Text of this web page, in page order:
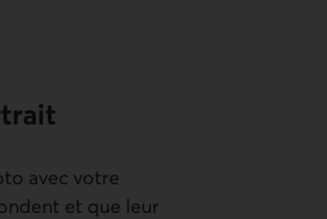
avec votre
et que leur